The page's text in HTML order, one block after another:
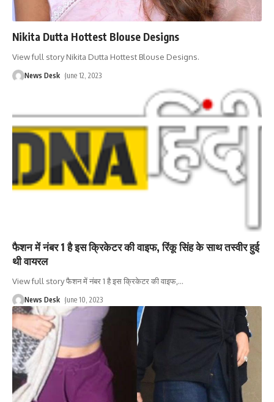
Nikita Dutta Hottest Blouse Designs
View full story Nikita Dutta Hottest Blouse Designs.
News Desk June 12, 2023
फैशन में नंबर 1 है इस क्रिकेटर की वाइफ, रिंकू सिंह के साथ तस्वीर हुई
थी वायरल
View full story फैशन में नंबर 1 है इस क्रिकेटर की वाइफ, …
News Desk June 10, 2023